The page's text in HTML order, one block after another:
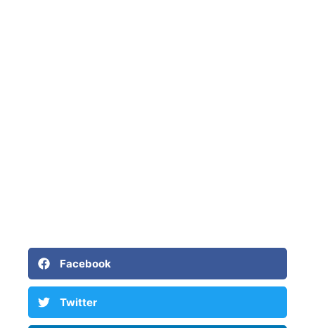
Facebook
Twitter